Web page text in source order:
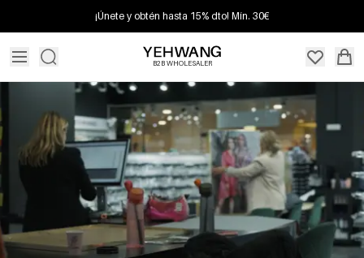
¡Únete y obtén hasta 15% dto! Mín. 30€
B2B WHOLESALER